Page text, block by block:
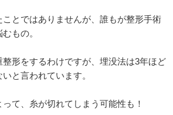
ことではありませんが、誰もが整形手術
もの。
形をするわけですが、埋没法は3年ほど
と言われています。
て、糸が切れてしまう可能性も！